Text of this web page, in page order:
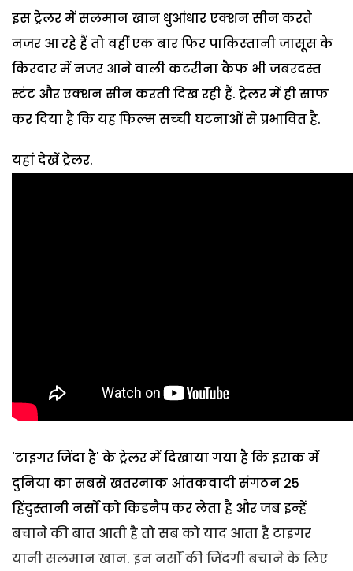
इस ट्रेलर में सलमान खान धुआंधार एक्‍शन सीन करते
नजर आ रहे हैं तो वहीं एक बार फिर पाकिस्‍तानी जासूस के
किरदार में नजर आने वाली कटरीना कैफ भी जबरदस्‍त
स्‍टंट और एक्‍शन सीन करती दिख रही हैं. ट्रेलर में ही साफ
कर दिया है कि यह फिल्‍म सच्‍ची घटनाओं से प्रभावित है.
यहां देखें ट्रेलर.
'टाइगर जिंदा है' के ट्रेलर में दिखाया गया है कि इराक में
दुनिया का सबसे खतरनाक आंतकवादी संगठन 25
हिंदुस्‍तानी नर्सों को किडनैप कर लेता है और जब इन्‍हें
बचाने की बात आती है तो सब को याद आता है टाइगर
यानी सलमान खान. इन नर्सों की जिंदगी बचाने के लिए